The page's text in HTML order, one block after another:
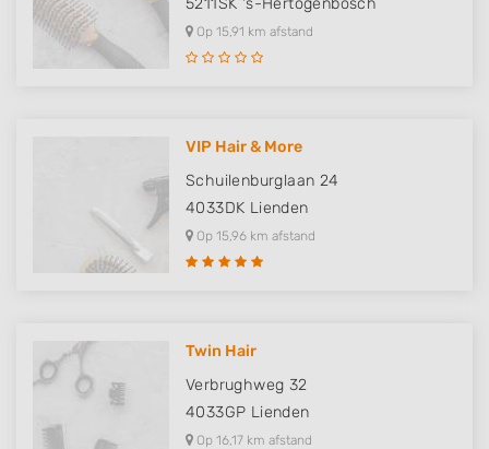
5211SK 's-Hertogenbosch
Op 15,91 km afstand
VIP Hair & More
Schuilenburglaan 24
4033DK Lienden
Op 15,96 km afstand
Twin Hair
Verbrughweg 32
4033GP Lienden
Op 16,17 km afstand